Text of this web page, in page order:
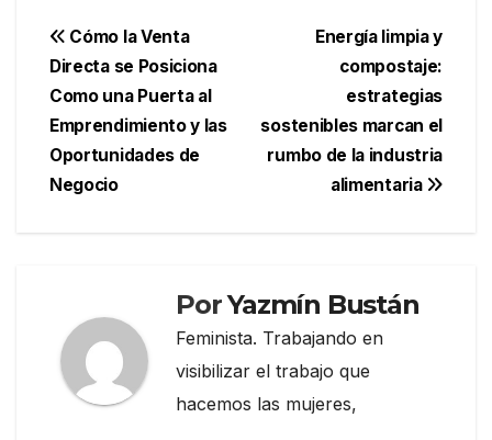
Navegación
de
entradas
Energía limpia y
compostaje:
estrategias
sostenibles marcan el
rumbo de la industria
alimentaria
Cómo la Venta
Directa se Posiciona
Como una Puerta al
Emprendimiento y las
Oportunidades de
Negocio
PorYazmín Bustán
Feminista. Trabajando en
visibilizar el trabajo que
hacemos las mujeres,